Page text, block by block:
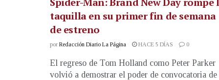
taquilla en su primer fin de semana
de estreno
por Redacción Diario La Página HACE 5 DÍAS 0
El regreso de Tom Holland como Peter Parker
volvió a demostrar el poder de convocatoria de